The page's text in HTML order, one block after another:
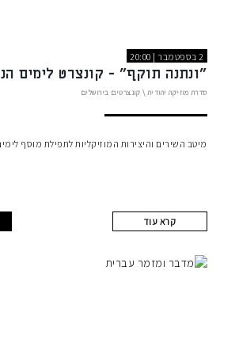
2 בספטמבר | 20:00
"ונתנה תוקף" - קונצרט לימים
סדרת מוזיקה יהודית \ קונצרטים בירושלים
מיטב השירים והיצירות המוזיקליות לתפילת מוסף
קרא עוד